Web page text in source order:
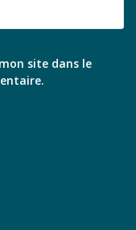
site dans le